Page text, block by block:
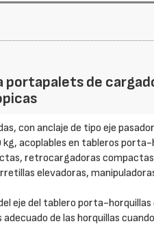
portapalets de
con anclaje de tipo eje
acoplables en tableros
retrocargadoras
elevadoras,
eje del tablero porta-
de las horquillas